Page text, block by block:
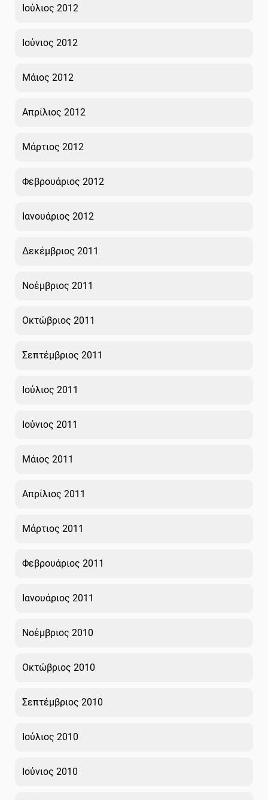
Ιούλιος 2012
Ιούνιος 2012
Μάιος 2012
Απρίλιος 2012
Μάρτιος 2012
Φεβρουάριος 2012
Ιανουάριος 2012
Δεκέμβριος 2011
Νοέμβριος 2011
Οκτώβριος 2011
Σεπτέμβριος 2011
Ιούλιος 2011
Ιούνιος 2011
Μάιος 2011
Απρίλιος 2011
Μάρτιος 2011
Φεβρουάριος 2011
Ιανουάριος 2011
Νοέμβριος 2010
Οκτώβριος 2010
Σεπτέμβριος 2010
Ιούλιος 2010
Ιούνιος 2010